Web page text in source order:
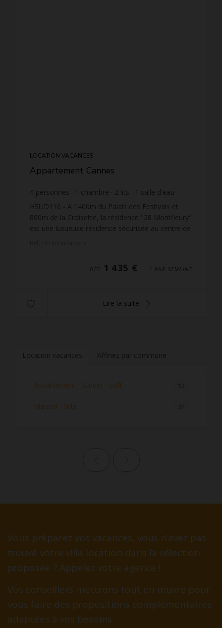
LOCATION VACANCES
Appartement Cannes
4 personnes 1 chambre 2 lits 1 salle d'eau
HSUD116 - A 1400m du Palais des Festivals et
800m de la Croisette, la résidence "28 Montfleury"
est une luxueuse résidence sécurisée au centre de
DÈS 1 435 € / PAR SEMAINE
Lire la suite
Location vacances Affinez par commune
Appartement - Studio - Loft
Maison - Villa
Vous préparez vos vacances, vous n’avez pas
trouvé votre villa location dans la sélection
proposée ? Appelez votre agence !
Vos conseillers mettrons tout en œuvre pour
vous faire des propositions complémentaires
adaptées à vos besoins.